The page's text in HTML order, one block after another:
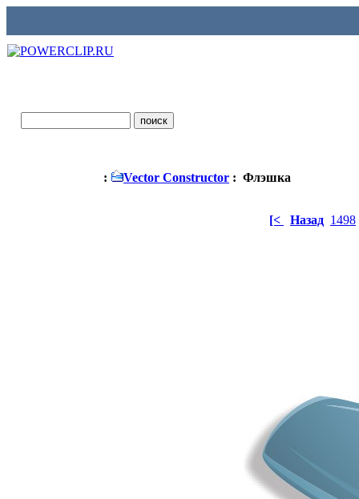
: Vector Constructor : Флэшка
[< Назад 1498